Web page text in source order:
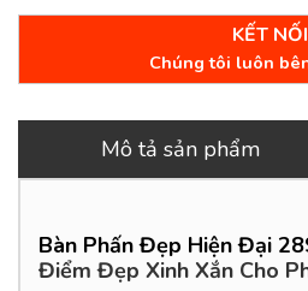
KẾT NỐI
Chúng tôi luôn
Mô tả sản phẩm
Bàn Phấn Đẹp Hiện Đại
Điểm Đẹp Xinh Xắn Cho